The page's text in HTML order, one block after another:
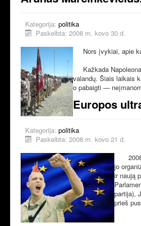
Kategorija: politika
Paskelbta: 2008 m. kovo 30 d.
Nors įvykiai, apie
Kažkada
valandų. Šiais laikais
o pabaigti —
Europos
Kategorija: politika
Paskelbta: 2008 m. kovo 21 d.
2008
jo
ir naują
partija),
prieš